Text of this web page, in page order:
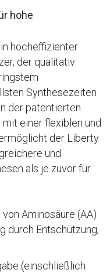
hohe
hocheffizienter
der qualitativ
Synthesezeiten
der patentierten
mit einer flexiblen und
der Liberty
und
als je zuvor für
Aminosäure (AA)
durch Entschützung,
(einschließlich